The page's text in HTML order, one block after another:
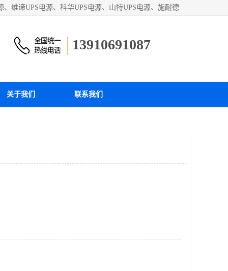
维谛UPS电源、科华UPS电源、山特UPS电源、施耐德
13910691087
关于我们 联系我们